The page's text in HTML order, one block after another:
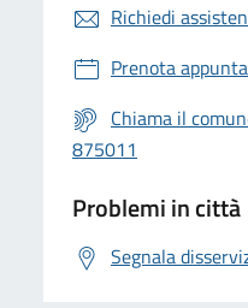
Richiedi
Prenota
Chiama il
875011
Problemi in città
Segnala